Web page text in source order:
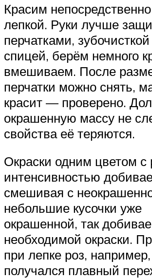
Красим
лепкой. Руки лучше
перчатками,
спицей, берём немного
вмешиваем. После
перчатки можно снять,
красит — проверено.
окрашенную массу не
свойства её теряются.
Окраски одним цветом с
интенсивностью
смешивая с
небольшие кусочки уже
окрашенной, так
необходимой окраски.
при лепке роз,
получался плавный